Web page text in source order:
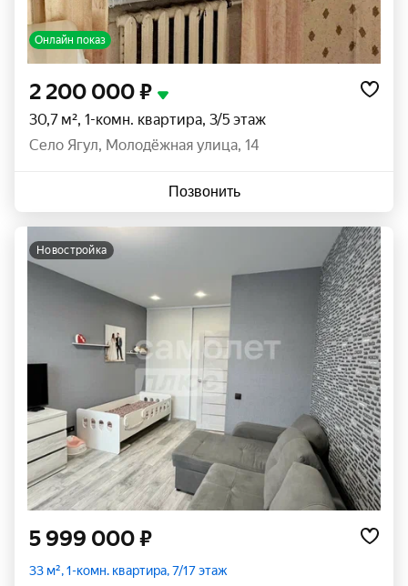
Онлайн показ
2 200 000 ₽
30,7 м², 1-комн. квартира, 3/5 этаж
село Ягул, Молодёжная улица, 14
Позвонить
новостройка
5 999 000 ₽
33 м², 1-комн. квартира, 7/17 этаж